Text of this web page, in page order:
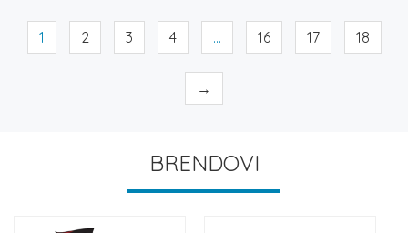
1 2 3 4 … 16 17 18
→
BRENDOVI